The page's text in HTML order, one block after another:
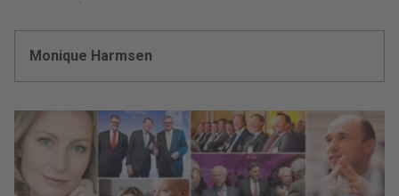
Monique Harmsen